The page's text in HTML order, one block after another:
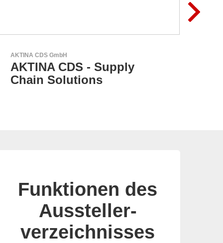
Esseti Srl
Ihr Partner für High-Tech-
Leiterplatten
Funktionen des
Aussteller-
verzeichnisses